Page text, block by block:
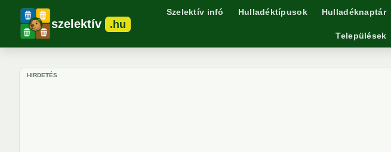
szelektív .hu
Szelektív infó Hulladéktípusok Hulladéknaptár
Települések
HIRDETÉS